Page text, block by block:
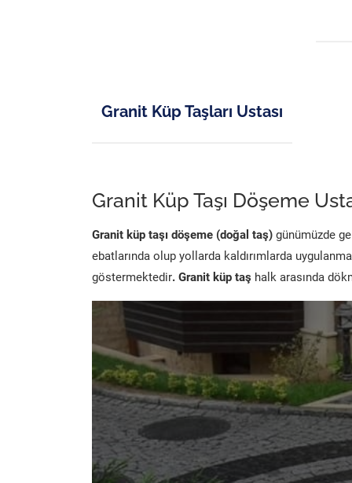
Granit Küp Taşları Ustası
Granit Küp Taşı Döşeme
Granit küp taşı döşeme (doğal taş) günümüzde
ebatlarında olup yollarda kaldırımlarda
göstermektedir. Granit küp taş halk arasında